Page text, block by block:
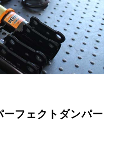
フェクトダンパー